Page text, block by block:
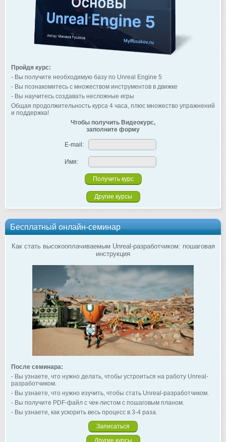
Пройдя курс:
- Вы получите необходимую базу по Unreal Engine 5
- Вы познакомитесь с множеством инструментов в движке
- Вы научитесь создавать несложные игры
Общая продолжительность курса 4 часа, плюс множество упражнений
и поддержка!
Чтобы получить Видеокурс,
заполните форму
E-mail:
Имя:
Другие курсы
Бесплатный онлайн-семинар
Как стать высокооплачиваемым Unreal-разработчиком: пошаговая
инструкция
После семинара:
- Вы узнаете, что нужно делать, чтобы устроиться на работу Unreal-
разработчиком.
- Вы узнаете, что нужно изучить, чтобы стать Unreal-разработчиком.
- Вы получите PDF-файл с чек-листом с пошаговым планом.
- Вы узнаете, как ускорить весь процесс в 3-4 раза.
Записаться
Другие курсы